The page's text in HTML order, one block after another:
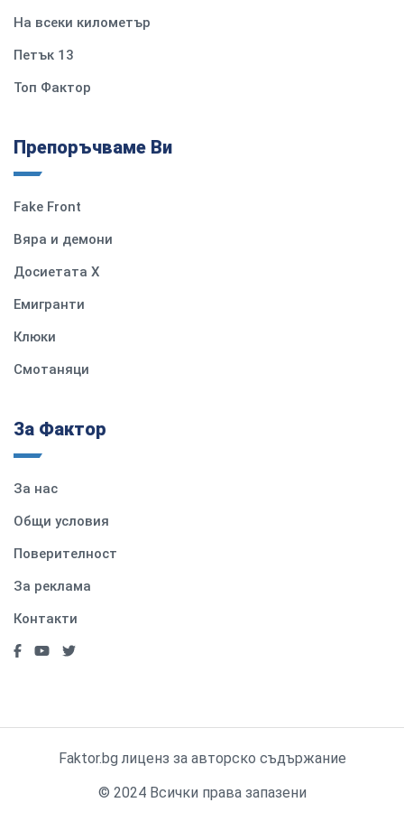
На всеки километър
Петък 13
Топ Фактор
Препоръчваме Ви
Fake Front
Вяра и демони
Досиетата Х
Емигранти
Клюки
Смотаняци
За Фактор
За нас
Общи условия
Поверителност
За реклама
Контакти
Faktor.bg лиценз за авторско съдържание
© 2024 Всички права запазени